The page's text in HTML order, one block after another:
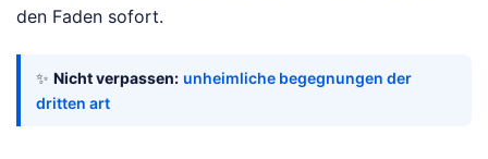
den Faden sofort.
✨ Nicht verpassen: unheimliche begegnungen der
dritten art